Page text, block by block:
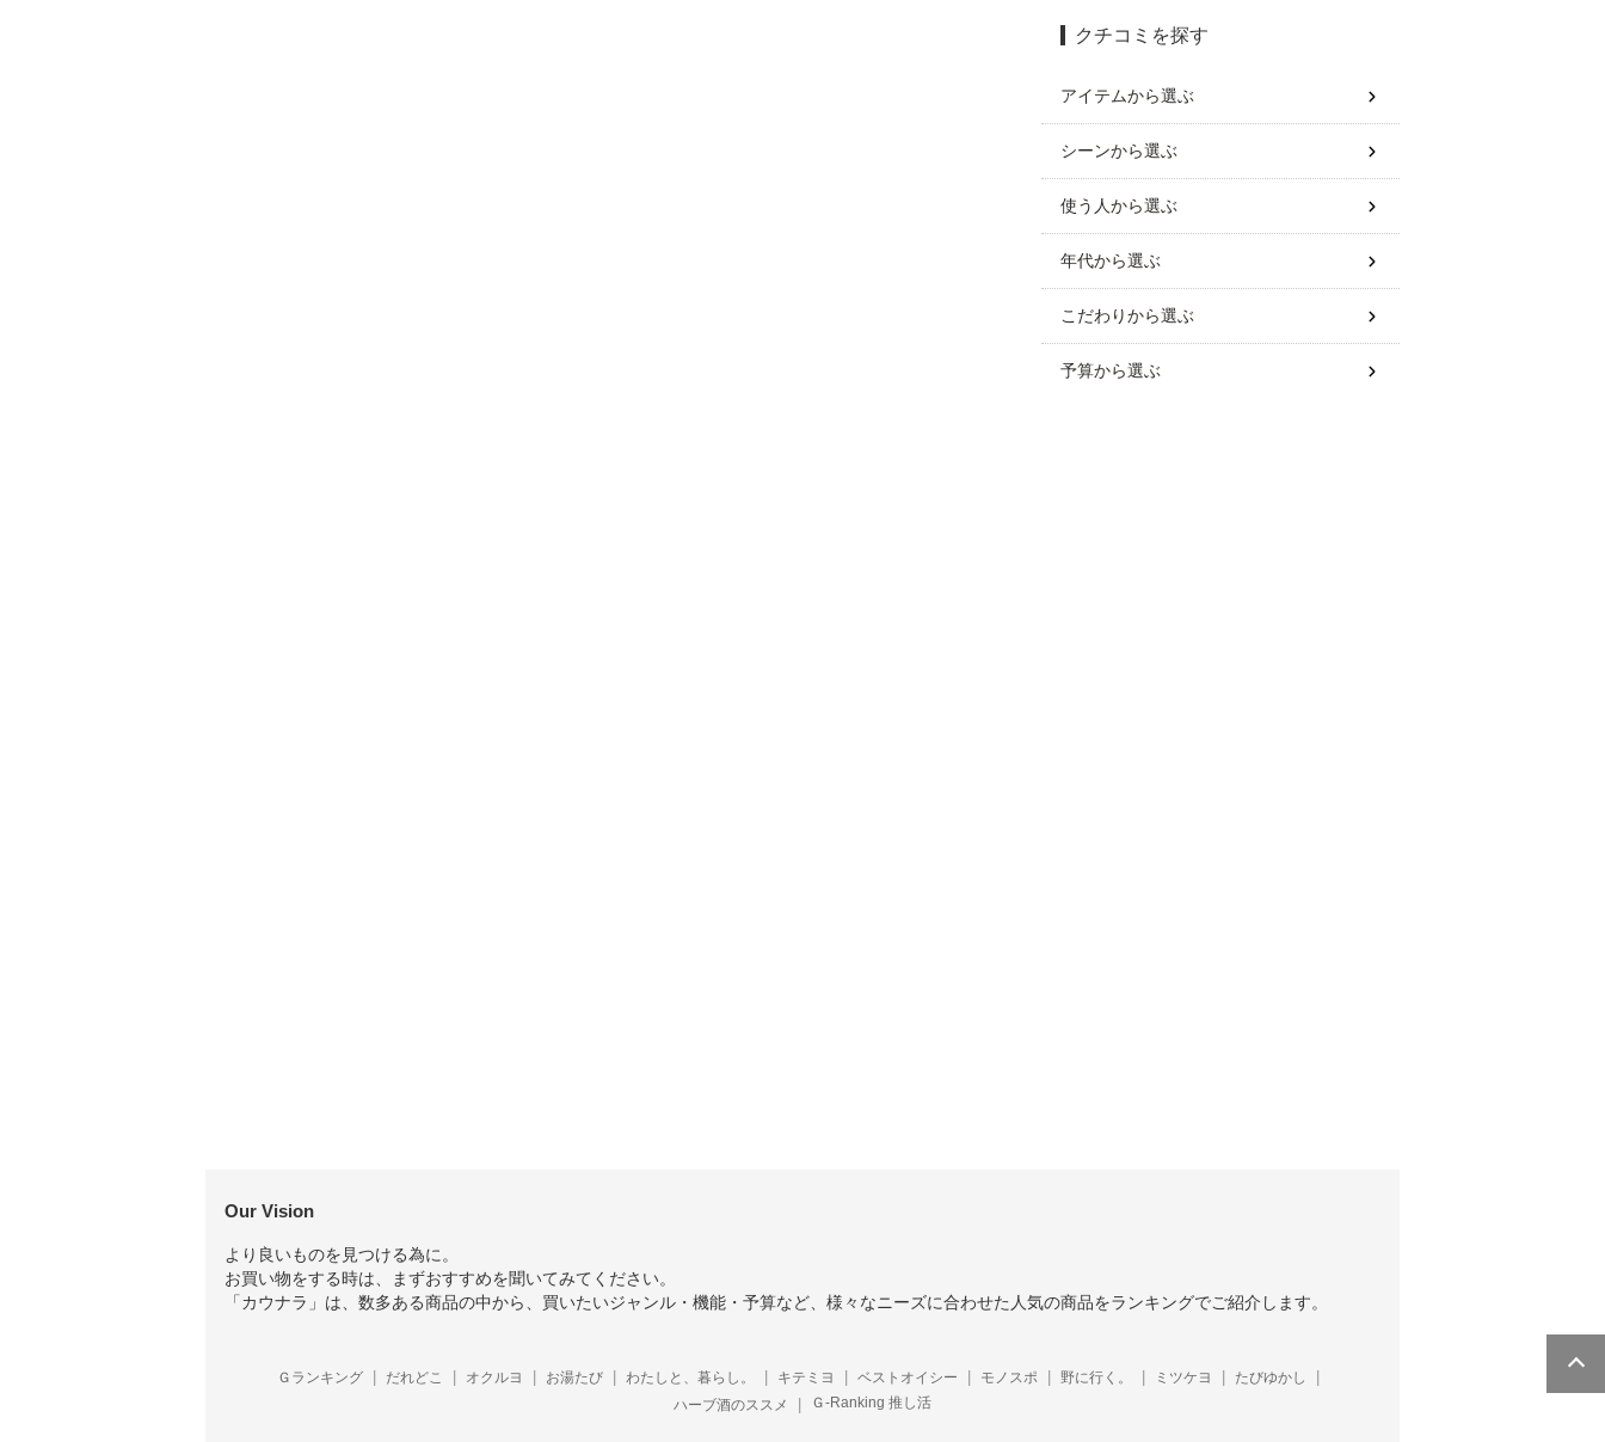
クチコミを探す
アイテムから選ぶ
シーンから選ぶ
使う人から選ぶ
年代から選ぶ
こだわりから選ぶ
予算から選ぶ
Our Vision
より良いものを見つける為に。
お買い物をする時は、まずおすすめを聞いてみてください。
「カウナラ」は、数多ある商品の中から、買いたいジャンル・機能・予算など、様々なニーズに合わせた人気の商品をランキングでご紹介します。
Ｇランキング だれどこ オクルヨ お湯たび わたしと、暮らし。 キテミヨ ベストオイシー モノスポ 野に行く。 ミツケヨ
たびゆかし
ハーブ酒のススメ
Ｇ-Ranking 推し活